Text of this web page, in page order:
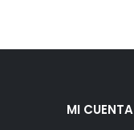
MI CUENTA